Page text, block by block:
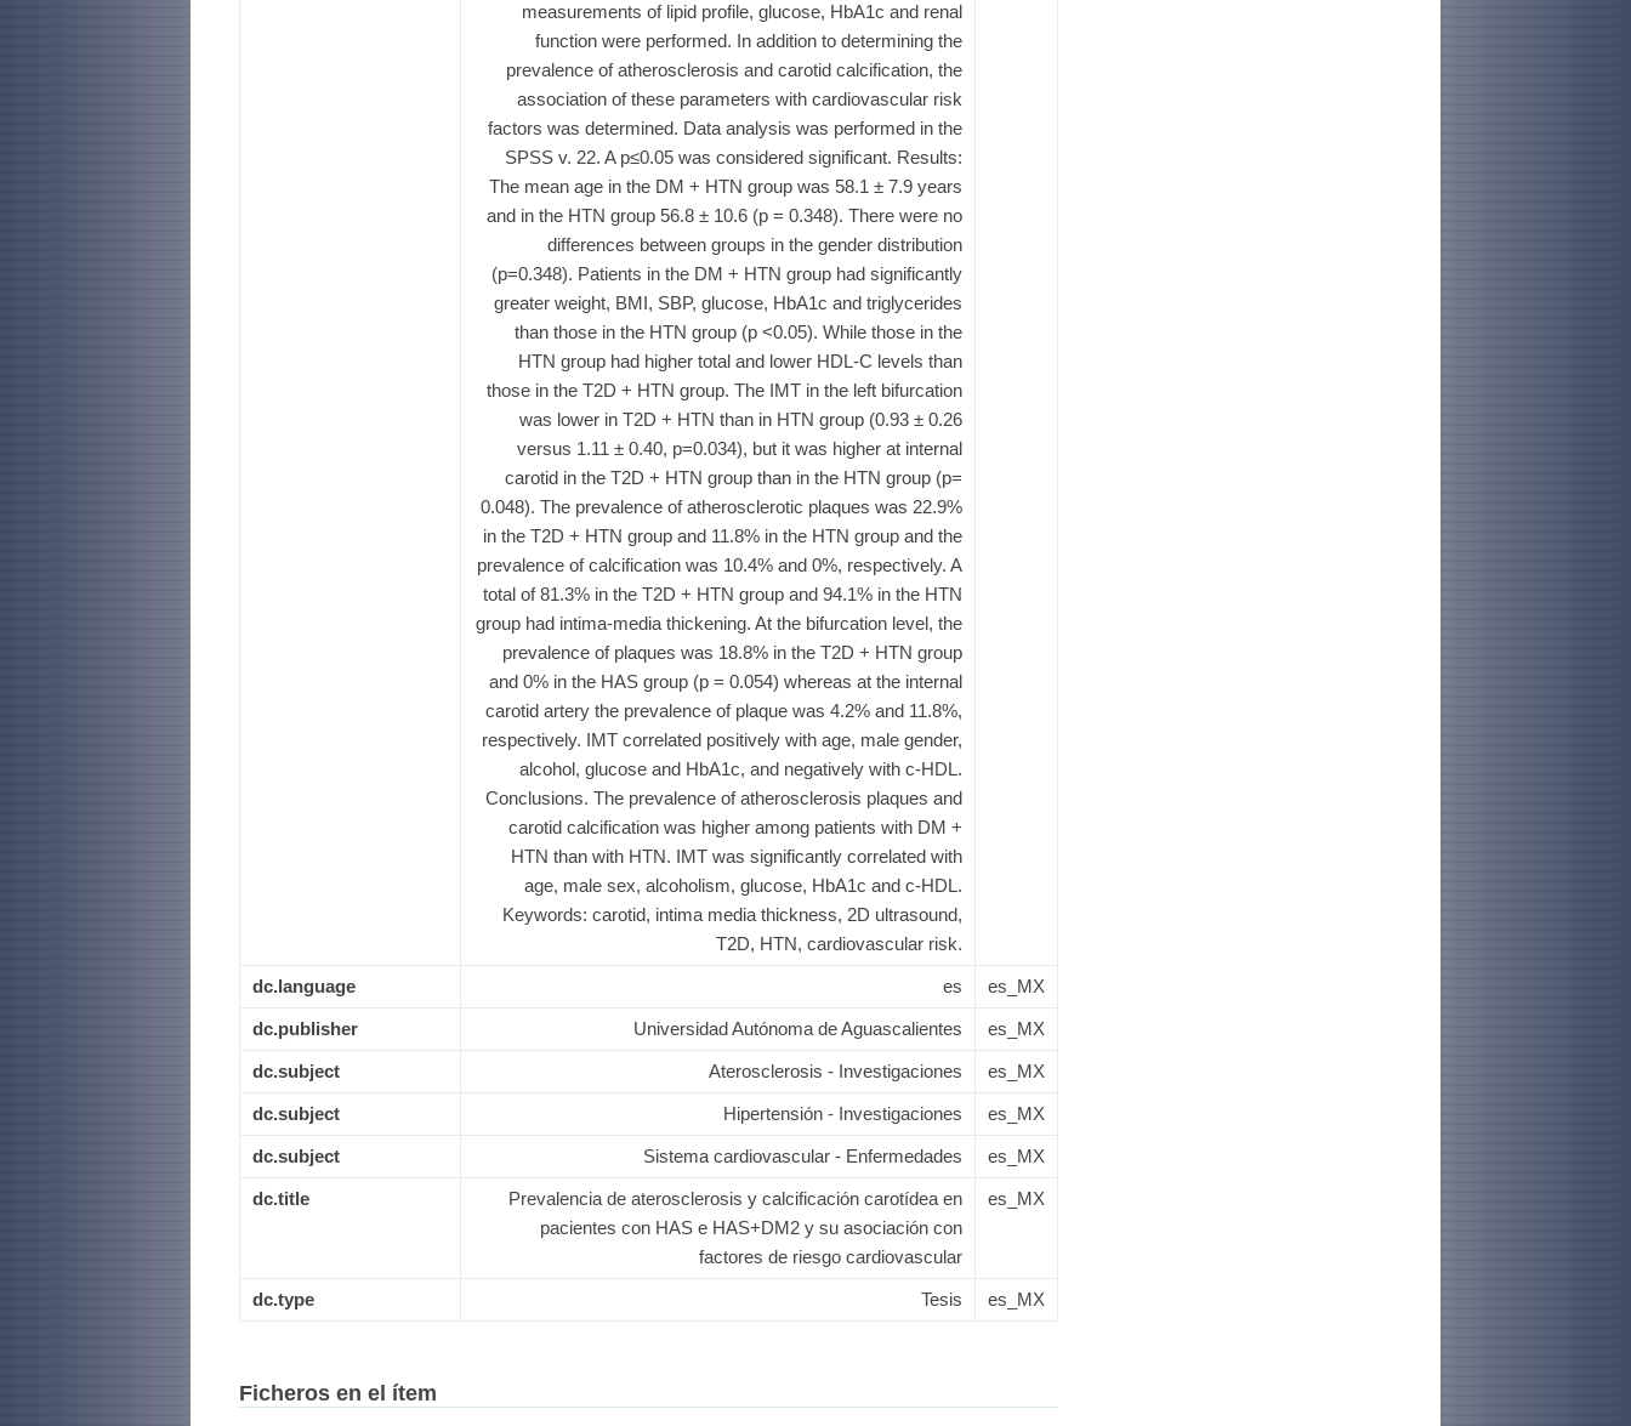
measurements of lipid profile, glucose, HbA1c and renal
function were performed. In addition to determining the
prevalence of atherosclerosis and carotid calcification, the
association of these parameters with cardiovascular risk
factors was determined. Data analysis was performed in the
SPSS v. 22. A p≤0.05 was considered significant. Results:
The mean age in the DM + HTN group was 58.1 ± 7.9 years
and in the HTN group 56.8 ± 10.6 (p = 0.348). There were no
differences between groups in the gender distribution
(p=0.348). Patients in the DM + HTN group had significantly
greater weight, BMI, SBP, glucose, HbA1c and triglycerides
than those in the HTN group (p <0.05). While those in the
HTN group had higher total and lower HDL-C levels than
those in the T2D + HTN group. The IMT in the left bifurcation
was lower in T2D + HTN than in HTN group (0.93 ± 0.26
versus 1.11 ± 0.40, p=0.034), but it was higher at internal
carotid in the T2D + HTN group than in the HTN group (p=
0.048). The prevalence of atherosclerotic plaques was 22.9%
in the T2D + HTN group and 11.8% in the HTN group and the
prevalence of calcification was 10.4% and 0%, respectively. A
total of 81.3% in the T2D + HTN group and 94.1% in the HTN
group had intima-media thickening. At the bifurcation level, the
prevalence of plaques was 18.8% in the T2D + HTN group
and 0% in the HAS group (p = 0.054) whereas at the internal
carotid artery the prevalence of plaque was 4.2% and 11.8%,
respectively. IMT correlated positively with age, male gender,
alcohol, glucose and HbA1c, and negatively with c-HDL.
Conclusions. The prevalence of atherosclerosis plaques and
carotid calcification was higher among patients with DM +
HTN than with HTN. IMT was significantly correlated with
age, male sex, alcoholism, glucose, HbA1c and c-HDL.
Keywords: carotid, intima media thickness, 2D ultrasound,
T2D, HTN, cardiovascular risk.
dc.language es es_MX
dc.publisher Universidad Autónoma de Aguascalientes es_MX
dc.subject Aterosclerosis - Investigaciones es_MX
dc.subject Hipertensión - Investigaciones es_MX
dc.subject Sistema cardiovascular - Enfermedades es_MX
dc.title
Prevalencia de aterosclerosis y calcificación carotídea en
pacientes con HAS e HAS+DM2 y su asociación con
factores de riesgo cardiovascular
es_MX
dc.type Tesis es_MX
Ficheros en el ítem